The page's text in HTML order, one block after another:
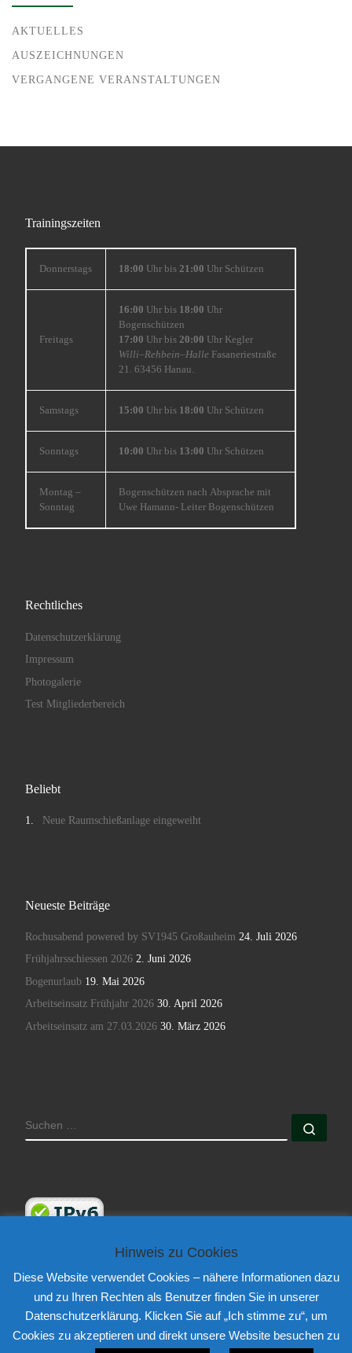
AKTUELLES
AUSZEICHNUNGEN
VERGANGENE VERANSTALTUNGEN
Trainingszeiten
Donnerstags 18:00 Uhr bis 21:00 Uhr Schützen
Freitags
16:00 Uhr bis 18:00 Uhr
Bogenschützen
17:00 Uhr bis 20:00 Uhr Kegler
Willi–Rehbein–Halle Fasaneriestraße
21. 63456 Hanau.
Samstags 15:00 Uhr bis 18:00 Uhr Schützen
Sonntags 10:00 Uhr bis 13:00 Uhr Schützen
Montag –
Sonntag
Bogenschützen nach Absprache mit
Uwe Hamann- Leiter Bogenschützen
Rechtliches
Datenschutzerklärung
Impressum
Photogalerie
Test Mitgliederbereich
Beliebt
Neue Raumschießanlage eingeweiht
Neueste Beiträge
Rochusabend powered by SV1945 Großauheim 24. Juli 2026
Frühjahrsschiessen 2026 2. Juni 2026
Bogenurlaub 19. Mai 2026
Arbeitseinsatz Frühjahr 2026 30. April 2026
Arbeitseinsatz am 27.03.2026 30. März 2026
SUCHE
© 2026Sportvereinigung 1945 Großauheim e.V.– Alle Rechte
vorbehalten
Hinweis zu Cookies
Diese Website verwendet Cookies – nähere Informationen dazu
und zu Ihren Rechten als Benutzer finden Sie in unserer
Datenschutzerklärung. Klicken Sie auf „Ich stimme zu“, um
Cookies zu akzeptieren und direkt unsere Website besuchen zu